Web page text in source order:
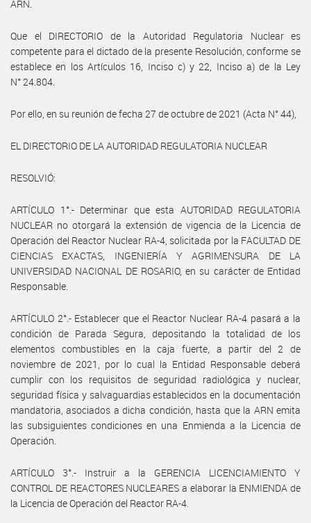
ARN.
Que el DIRECTORIO de la Autoridad Regulatoria Nuclear es
competente para el dictado de la presente Resolución, conforme se
establece en los Artículos 16, Inciso c) y 22, Inciso a) de la Ley
N° 24.804.
Por ello, en su reunión de fecha 27 de octubre de 2021 (Acta N° 44),
EL DIRECTORIO DE LA AUTORIDAD REGULATORIA NUCLEAR
RESOLVIÓ:
ARTÍCULO 1°.- Determinar que esta AUTORIDAD REGULATORIA
NUCLEAR no otorgará la extensión de vigencia de la Licencia de
Operación del Reactor Nuclear RA-4, solicitada por la FACULTAD DE
CIENCIAS EXACTAS, INGENIERÍA Y AGRIMENSURA DE LA
UNIVERSIDAD NACIONAL DE ROSARIO, en su carácter de Entidad
Responsable.
ARTÍCULO 2°.- Establecer que el Reactor Nuclear RA-4 pasará a la
condición de Parada Segura, depositando la totalidad de los
elementos combustibles en la caja fuerte, a partir del 2 de
noviembre de 2021, por lo cual la Entidad Responsable deberá
cumplir con los requisitos de seguridad radiológica y nuclear,
seguridad física y salvaguardias establecidos en la documentación
mandatoria, asociados a dicha condición, hasta que la ARN emita
las subsiguientes condiciones en una Enmienda a la Licencia de
Operación.
ARTÍCULO 3°.- Instruir a la GERENCIA LICENCIAMIENTO Y
CONTROL DE REACTORES NUCLEARES a elaborar la ENMIENDA de
la Licencia de Operación del Reactor RA-4.